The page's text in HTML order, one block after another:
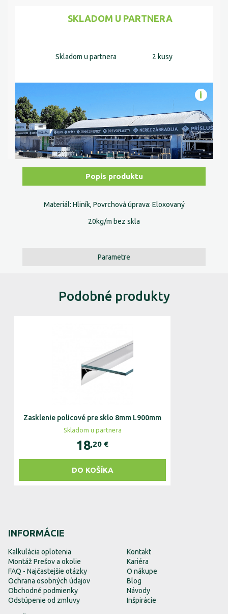
SKLADOM U PARTNERA
Skladom u partnera 2 kusy
Popis produktu
Materiál: Hliník, Povrchová úprava: Eloxovaný
20kg/m bez skla
Parametre
Podobné produkty
Zasklenie policové pre sklo 8mm L900mm
Skladom u partnera
18,20 €
DO KOŠÍKA
INFORMÁCIE
Kalkulácia oplotenia
Montáž Prešov a okolie
FAQ - Najčastejšie otázky
Ochrana osobných údajov
Obchodné podmienky
Odstúpenie od zmluvy
Kontakt
Kariéra
O nákupe
Blog
Návody
Inšpirácie